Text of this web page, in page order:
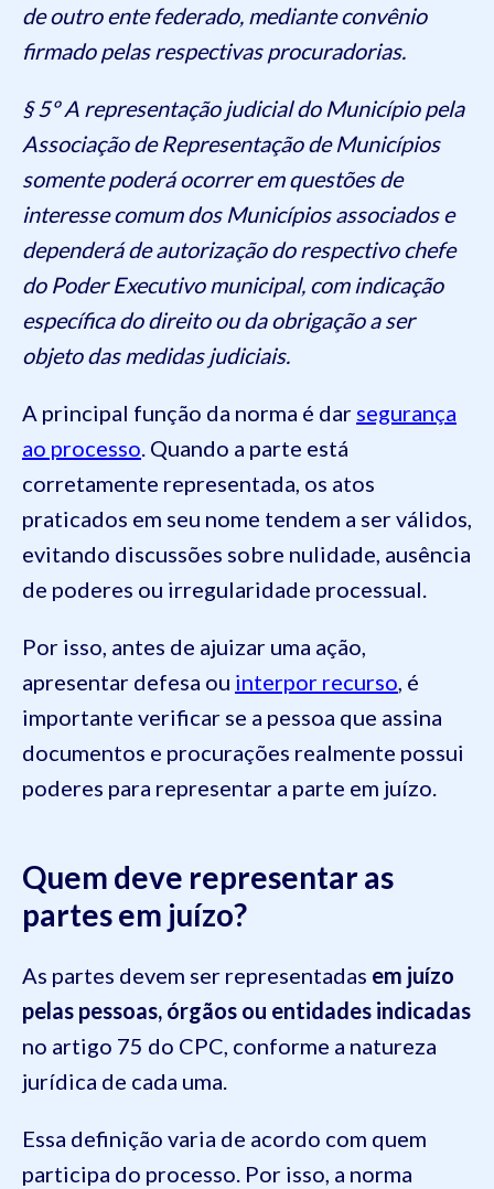
de outro ente federado, mediante convênio
firmado pelas respectivas procuradorias.
§ 5º A representação judicial do Município pela
Associação de Representação de Municípios
somente poderá ocorrer em questões de
interesse comum dos Municípios associados e
dependerá de autorização do respectivo chefe
do Poder Executivo municipal, com indicação
específica do direito ou da obrigação a ser
objeto das medidas judiciais.
A principal função da norma é dar segurança
ao processo. Quando a parte está
corretamente representada, os atos
praticados em seu nome tendem a ser válidos,
evitando discussões sobre nulidade, ausência
de poderes ou irregularidade processual.
Por isso, antes de ajuizar uma ação,
apresentar defesa ou interpor recurso, é
importante verificar se a pessoa que assina
documentos e procurações realmente possui
poderes para representar a parte em juízo.
Quem deve representar as
partes em juízo?
As partes devem ser representadas em juízo
pelas pessoas, órgãos ou entidades indicadas
no artigo 75 do CPC, conforme a natureza
jurídica de cada uma.
Essa definição varia de acordo com quem
participa do processo. Por isso, a norma